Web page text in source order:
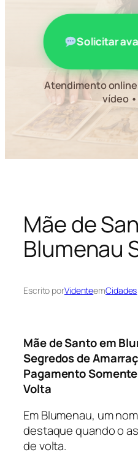
Solicitar
Atendimento online
vídeo
Mãe de
Blumenau
Escrito porVidenteemCidades
Mãe de Santo em
Segredos de
Pagamento
Volta
Em Blumenau, um
destaque quando o
de volta.